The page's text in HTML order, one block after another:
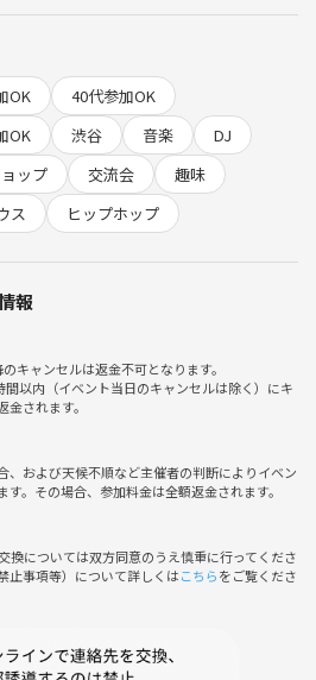
ほどかかりますが、ここは音楽好きが気
グッと下げて、本物の環境を用意してい
7〜20分 ※参加人数で変動）
ム
ます🍻）
アニソン、EDM、ヒップホップ、ハウス
OK
40代参加OK
OK 渋谷 音楽
DJ
ップ 交流会
趣味
ス ヒップホップ
報
キャンセルは返金不可となります。
間以内（イベント当日のキャンセルは除く）にキ
されます。
、および天候不順など主催者の判断によりイベン
す。その場合、参加料金は全額返金されます。
換については双方同意のうえ慎重に行ってくださ
止事項等）について詳しくはこちらをご覧くださ